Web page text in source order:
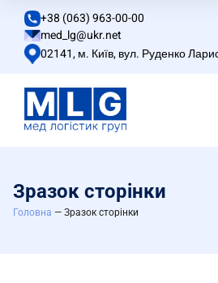
+38 (063) 963-00-00
med_lg@ukr.net
02141, м. Київ, вул. Руденко
Зразок сторінки
Головна — Зразок сторінки